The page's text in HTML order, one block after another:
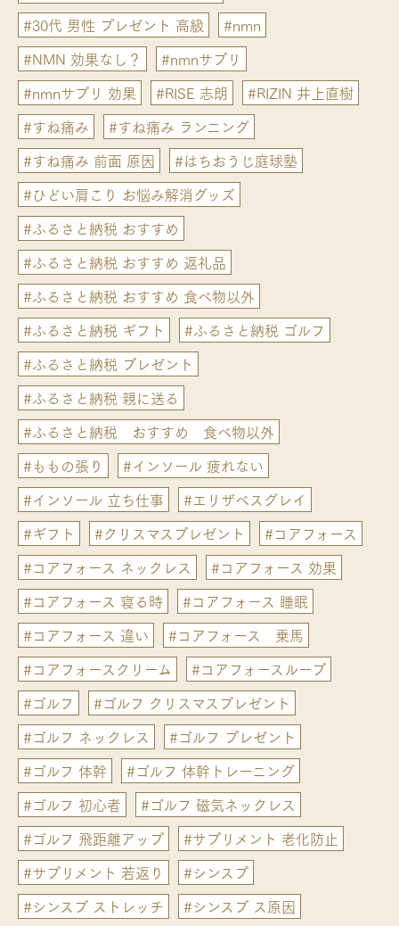
#30代 男性 プレゼント 高級
#nmn
#NMN 効果なし？
#nmnサプリ
#nmnサプリ 効果
#RISE 志朗
#RIZIN 井上直樹
#すね痛み
#すね痛み ランニング
#すね痛み 前面 原因
#はちおうじ庭球塾
#ひどい肩こり お悩み解消グッズ
#ふるさと納税 おすすめ
#ふるさと納税 おすすめ 返礼品
#ふるさと納税 おすすめ 食べ物以外
#ふるさと納税 ギフト
#ふるさと納税 ゴルフ
#ふるさと納税 プレゼント
#ふるさと納税 親に送る
#ふるさと納税 おすすめ 食べ物以外
#ももの張り
#インソール 疲れない
#インソール 立ち仕事
#エリザベスグレイ
#ギフト
#クリスマスプレゼント
#コアフォース
#コアフォース ネックレス
#コアフォース 効果
#コアフォース 寝る時
#コアフォース 睡眠
#コアフォース 違い
#コアフォース 乗馬
#コアフォースクリーム
#コアフォースループ
#ゴルフ
#ゴルフ クリスマスプレゼント
#ゴルフ ネックレス
#ゴルフ プレゼント
#ゴルフ 体幹
#ゴルフ 体幹トレーニング
#ゴルフ 初心者
#ゴルフ 磁気ネックレス
#ゴルフ 飛距離アップ
#サプリメント 老化防止
#サプリメント 若返り
#シンスプ
#シンスプ ストレッチ
#シンスプ ス原因